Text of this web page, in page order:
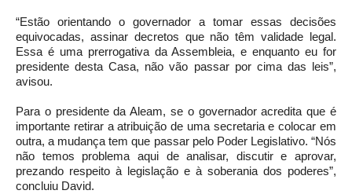
“Estão orientando o governador a tomar essas decisões
equivocadas, assinar decretos que não têm validade legal.
Essa é uma prerrogativa da Assembleia, e enquanto eu for
presidente desta Casa, não vão passar por cima das leis”,
avisou.
Para o presidente da Aleam, se o governador acredita que é
importante retirar a atribuição de uma secretaria e colocar em
outra, a mudança tem que passar pelo Poder Legislativo. “Nós
não temos problema aqui de analisar, discutir e aprovar,
prezando respeito à legislação e à soberania dos poderes”,
concluiu David.